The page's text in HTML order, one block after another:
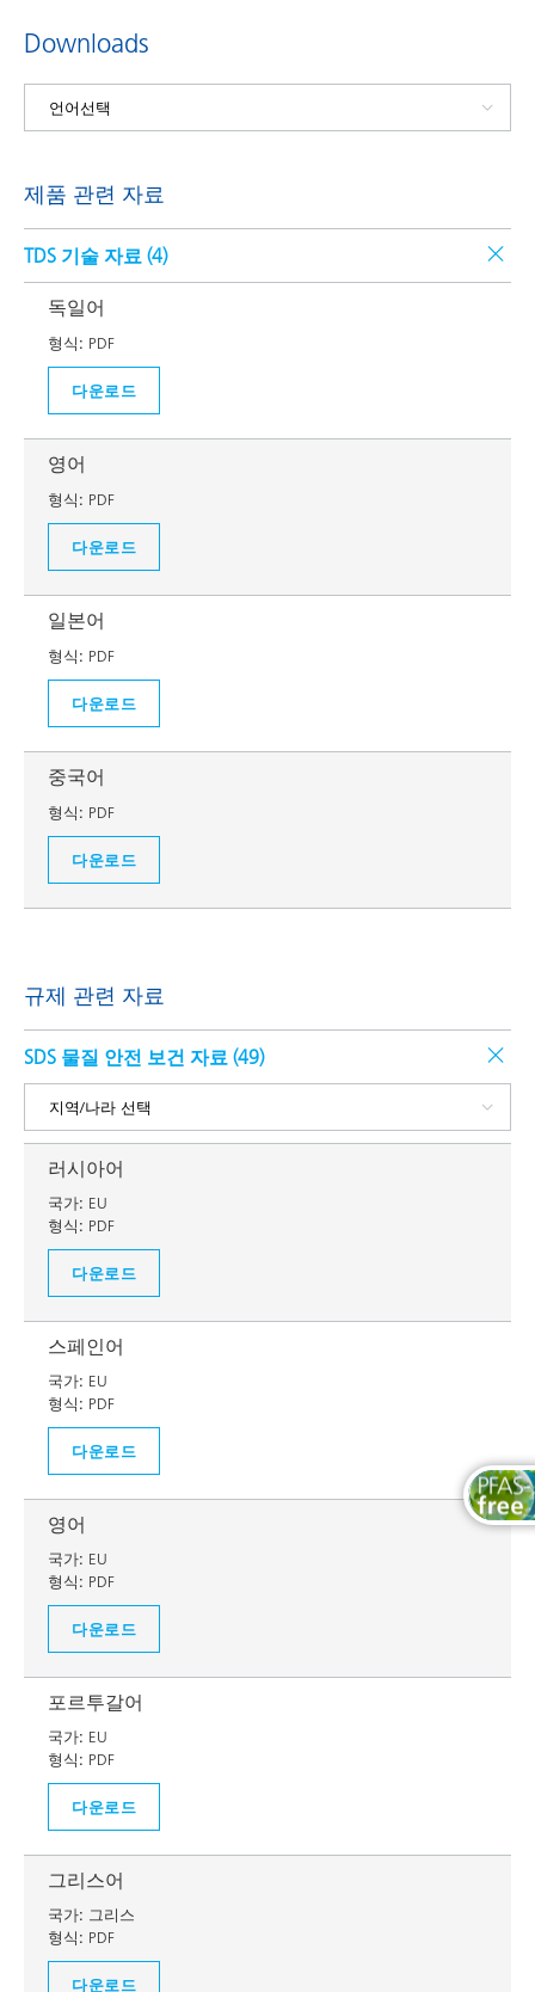
Downloads
제품 관련 자료
TDS 기술 자료 (4)
독일어
형식: PDF
다운로드
영어
형식: PDF
다운로드
일본어
형식: PDF
다운로드
중국어
형식: PDF
다운로드
규제 관련 자료
SDS 물질 안전 보건 자료 (49)
러시아어
국가: EU
형식: PDF
다운로드
스페인어
국가: EU
형식: PDF
다운로드
영어
국가: EU
형식: PDF
다운로드
포르투갈어
국가: EU
형식: PDF
다운로드
그리스어
국가: 그리스
형식: PDF
다운로드